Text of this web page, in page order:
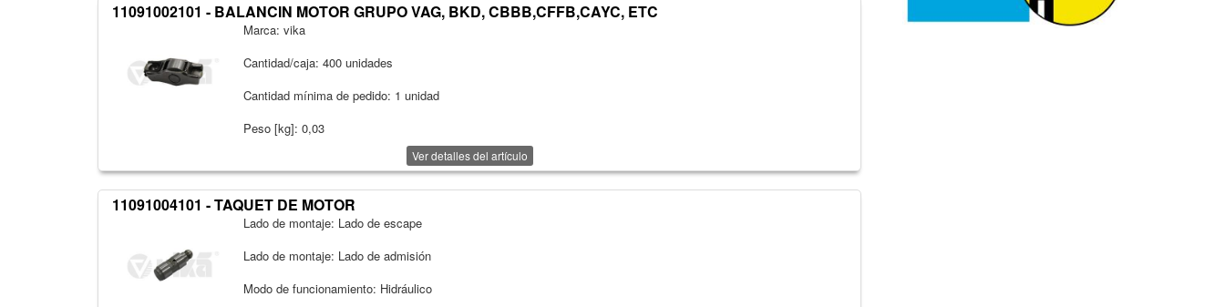
11091002101 - BALANCIN MOTOR GRUPO VAG, BKD, CBBB,CFFB,CAYC, ETC
Marca: vika
Cantidad/caja: 400 unidades
Cantidad mínima de pedido: 1 unidad
Peso [kg]: 0,03
Ver detalles del artículo
11091004101 - TAQUET DE MOTOR
Lado de montaje: Lado de escape
Lado de montaje: Lado de admisión
Modo de funcionamiento: Hidráulico